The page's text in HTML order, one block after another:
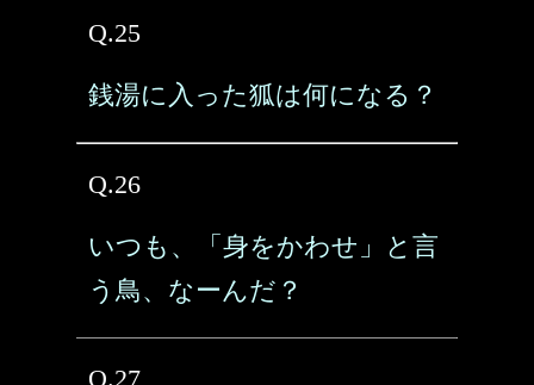
Q.25
銭湯に入った狐は何になる？
Q.26
いつも、「身をかわせ」と言
う鳥、なーんだ？
Q.27